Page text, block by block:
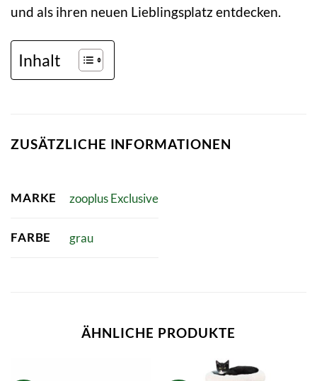
und als ihren neuen Lieblingsplatz entdecken.
Inhalt
ZUSÄTZLICHE INFORMATIONEN
MARKE zooplus Exclusive
FARBE grau
ÄHNLICHE PRODUKTE